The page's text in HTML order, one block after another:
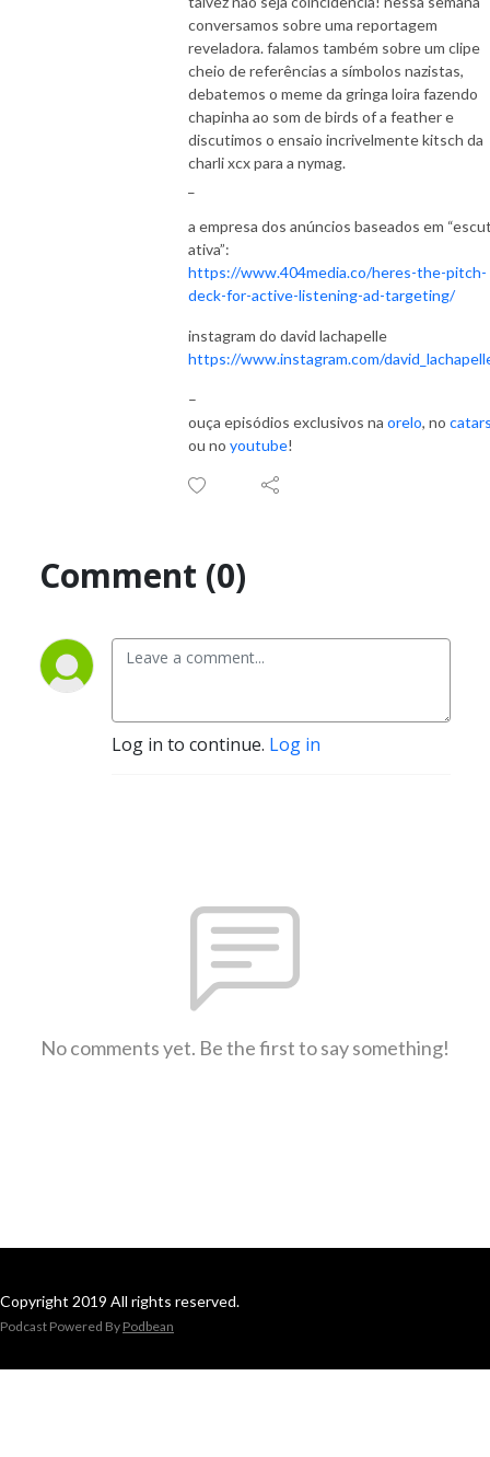
conversamos sobre uma reportagem
reveladora. falamos também sobre um clipe
cheio de referências a símbolos nazistas,
debatemos o meme da gringa loira fazendo
chapinha ao som de birds of a feather e
discutimos o ensaio incrivelmente kitsch da
charli xcx para a nymag.
a empresa dos anúncios baseados em
ativa”:
https://www.404media.co/heres-the-pitch-
deck-for-active-listening-ad-targeting/
instagram do david lachapelle
https://www.instagram.com/
–
ouça episódios exclusivos na orelo, no
ou no youtube!
Comment (0)
Log in to continue. Log in
No comments yet. Be the first to say something!
Copyright 2019 All rights reserved.
Podcast Powered By Podbean